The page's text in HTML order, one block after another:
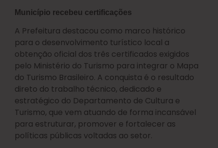
Município recebeu certificações
A Prefeitura destacou como marco histórico
para o desenvolvimento turístico local a
obtenção oficial dos três certificados exigidos
pelo Ministério do Turismo para integrar o Mapa
do Turismo Brasileiro. A conquista é o resultado
direto do trabalho técnico, dedicado e
estratégico do Departamento de Cultura e
Turismo, que vem atuando de forma incansável
para estruturar, promover e fortalecer as
políticas públicas voltadas ao setor.